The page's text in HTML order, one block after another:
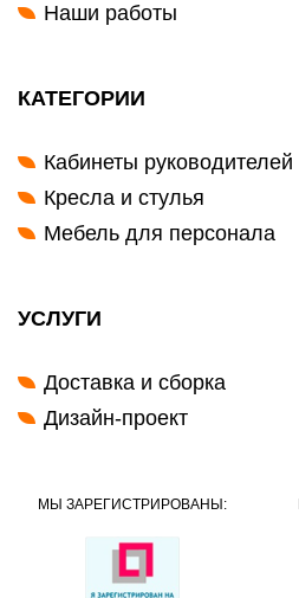
Наши работы
КАТЕГОРИИ
Кабинеты руководителей
Кресла и стулья
Мебель для персонала
УСЛУГИ
Доставка и сборка
Дизайн-проект
МЫ ЗАРЕГИСТРИРОВАНЫ: